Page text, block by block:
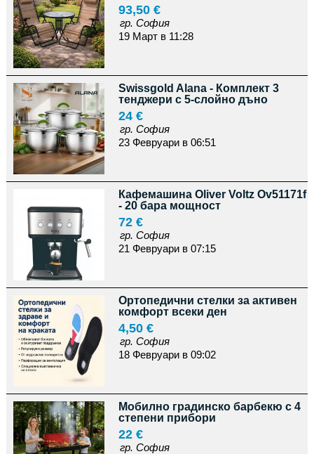
93,50 €
гр. София
19 Март в 11:28
Swissgold Alana - Комплект 3
тенджери с 5-слойно дъно
24 €
гр. София
23 Февруари в 06:51
Кафемашина Oliver Voltz Ov51171f
- 20 бара мощност
72 €
гр. София
21 Февруари в 07:15
Ортопедични стелки за активен
комфорт всеки ден
4,50 €
гр. София
18 Февруари в 09:02
Мобилно градинско барбекю с 4
степени прибори
22 €
гр. София